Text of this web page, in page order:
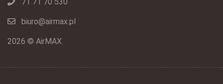
biuro@airmax.pl
2026 © AirMAX